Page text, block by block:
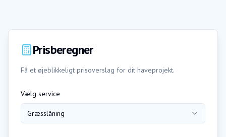
Prisberegner
Få et øjeblikkeligt prisoverslag for dit haveprojekt.
Vælg service
Græsslåning